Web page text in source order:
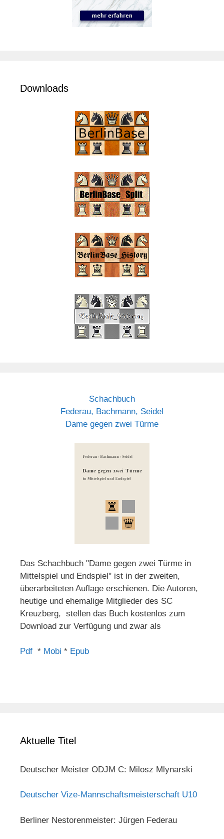
Downloads
Schachbuch
Federau, Bachmann, Seidel
Dame gegen zwei Türme
Das Schachbuch "Dame gegen zwei Türme in
Mittelspiel und Endspiel" ist in der zweiten,
überarbeiteten Auflage erschienen. Die Autoren,
heutige und ehemalige Mitglieder des SC
Kreuzberg, stellen das Buch kostenlos zum
Download zur Verfügung und zwar als
Pdf * Mobi * Epub
Aktuelle Titel
Deutscher Meister ODJM C: Milosz Mlynarski
Deutscher Vize-Mannschaftsmeisterschaft U10
Berliner Nestorenmeister: Jürgen Federau